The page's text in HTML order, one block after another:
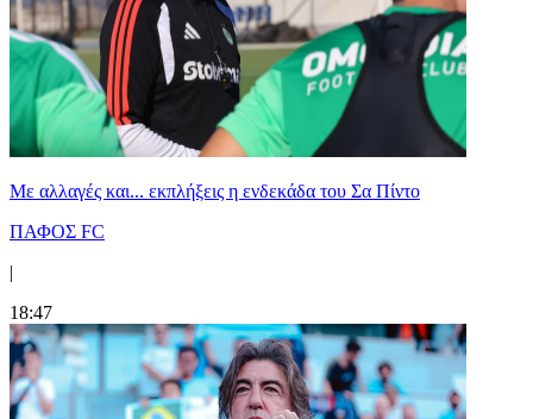
Με αλλαγές και... εκπλήξεις η ενδεκάδα του Σα Πίντο
ΠΑΦΟΣ FC
|
18:47